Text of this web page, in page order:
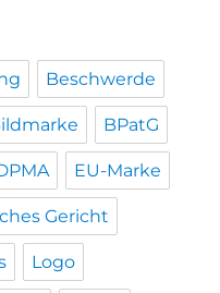
Beschwerde
BPatG
EU-Marke
Gericht
Logo